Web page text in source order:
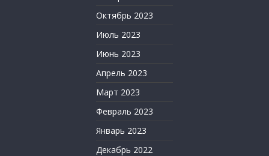
Октябрь 2023
Июль 2023
Июнь 2023
Апрель 2023
Март 2023
Февраль 2023
Январь 2023
Декабрь 2022